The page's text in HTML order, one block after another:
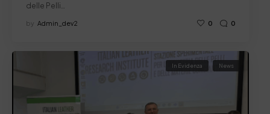
delle Pelli…
by Admin_dev2 0 0
In Evidenza News